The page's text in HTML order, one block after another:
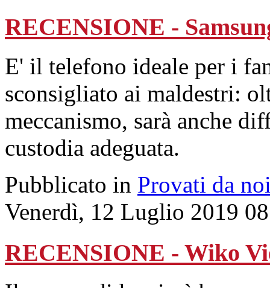
RECENSIONE -
E' il telefono ideale per i
sconsigliato ai maldestri:
meccanismo, sarà anche
custodia adeguata.
Pubblicato in Provati da
Venerdì, 12 Luglio 2019
RECENSIONE - Wiko